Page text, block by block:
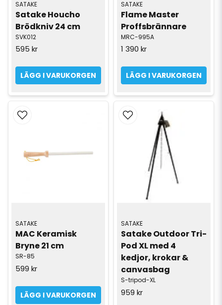
SATAKE
Satake Houcho
Brödkniv 24 cm
SVK012
595 kr
LÄGG I VARUKORGEN
SATAKE
Flame Master
Proffsbrännare
MRC-995A
1 390 kr
LÄGG I VARUKORGEN
SATAKE
MAC Keramisk
Bryne 21 cm
SR-85
599 kr
LÄGG I VARUKORGEN
SATAKE
Satake Outdoor Tri-
Pod XL med 4
kedjor, krokar &
canvasbag
S-tripod-XL
959 kr